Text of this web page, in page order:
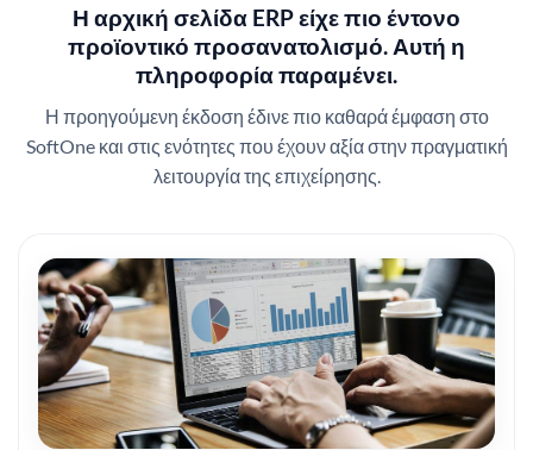
Η αρχική σελίδα ERP είχε πιο έντονο
προϊοντικό προσανατολισμό. Αυτή η
πληροφορία παραμένει.
Η προηγούμενη έκδοση έδινε πιο καθαρά έμφαση στο
SoftOne και στις ενότητες που έχουν αξία στην πραγματική
λειτουργία της επιχείρησης.